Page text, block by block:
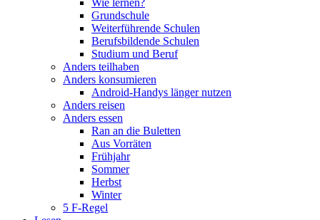
Grundschule
Weiterführende Schulen
Berufsbildende Schulen
Studium und Beruf
Anders teilhaben
Anders konsumieren
Android-Handys länger nutzen
Anders reisen
Anders essen
Ran an die Buletten
Aus Vorräten
Frühjahr
Sommer
Herbst
Winter
5 F-Regel